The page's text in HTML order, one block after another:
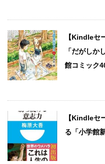
【Kindleセ
「だがしか
館コミック
【Kindleセ
る「小学館